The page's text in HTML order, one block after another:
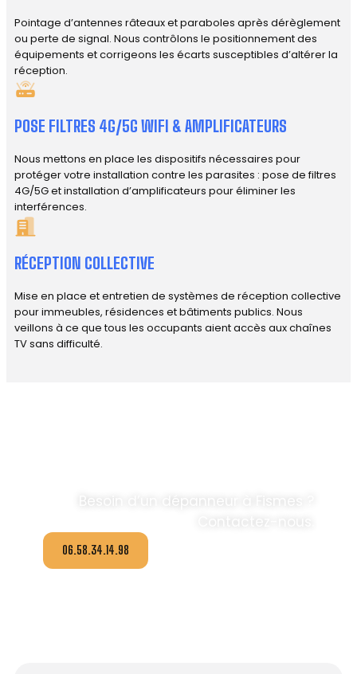
Pointage d’antennes râteaux et paraboles après dérèglement
ou perte de signal. Nous contrôlons le positionnement des
équipements et corrigeons les écarts susceptibles d’altérer la
réception.
POSE FILTRES 4G/5G WIFI & AMPLIFICATEURS
Nous mettons en place les dispositifs nécessaires pour
protéger votre installation contre les parasites : pose de filtres
4G/5G et installation d’amplificateurs pour éliminer les
interférences.
RÉCEPTION COLLECTIVE
Mise en place et entretien de systèmes de réception collective
pour immeubles, résidences et bâtiments publics. Nous
veillons à ce que tous les occupants aient accès aux chaînes
TV sans difficulté.
Besoin d’un dépanneur à Fismes ?
06.58.34.14.98